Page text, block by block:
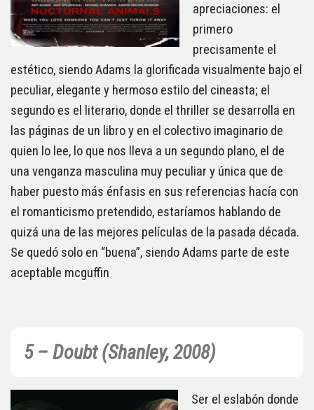
apreciaciones: el
primero
precisamente el
estético, siendo Adams la glorificada visualmente bajo el
peculiar, elegante y hermoso estilo del cineasta; el
segundo es el literario, donde el thriller se desarrolla en
las páginas de un libro y en el colectivo imaginario de
quien lo lee, lo que nos lleva a un segundo plano, el de
una venganza masculina muy peculiar y única que de
haber puesto más énfasis en sus referencias hacía con
el romanticismo pretendido, estaríamos hablando de
quizá una de las mejores películas de la pasada década.
Se quedó solo en “buena”, siendo Adams parte de este
aceptable mcguffin
5 – Doubt (Shanley, 2008)
Ser el eslabón donde